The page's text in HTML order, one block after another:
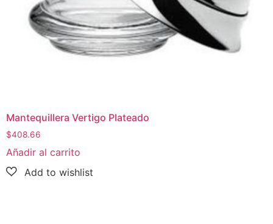
Mantequillera Vertigo Plateado
$408.66
Añadir al carrito